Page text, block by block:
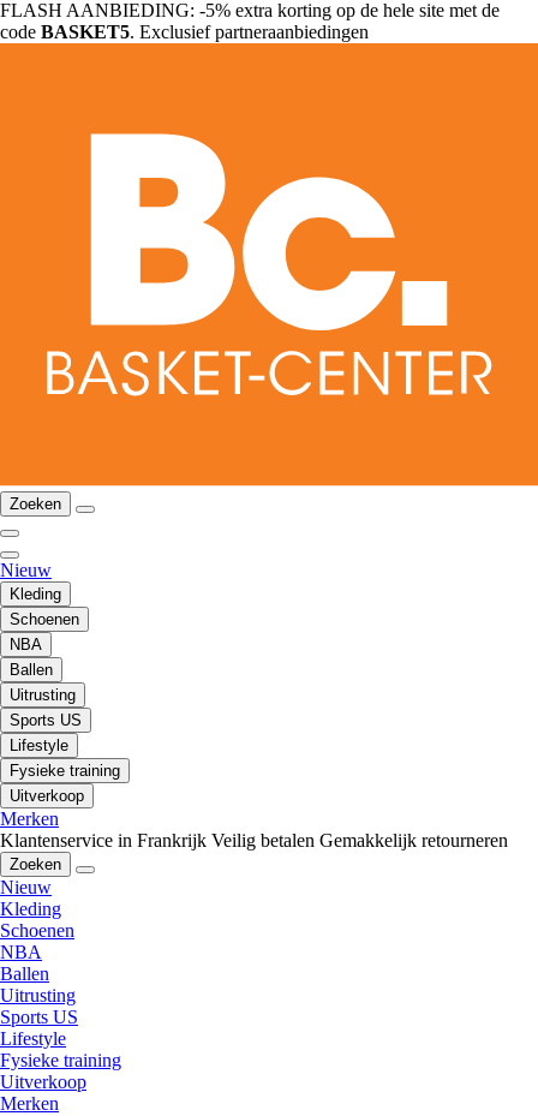
FLASH AANBIEDING: -5% extra korting op de hele site met de
code BASKET5. Exclusief partneraanbiedingen
Zoeken
Nieuw
Kleding
Schoenen
NBA
Ballen
Uitrusting
Sports US
Lifestyle
Fysieke training
Uitverkoop
Merken
Klantenservice in Frankrijk Veilig betalen Gemakkelijk retourneren
Zoeken
Nieuw
Kleding
Schoenen
NBA
Ballen
Uitrusting
Sports US
Lifestyle
Fysieke training
Uitverkoop
Merken